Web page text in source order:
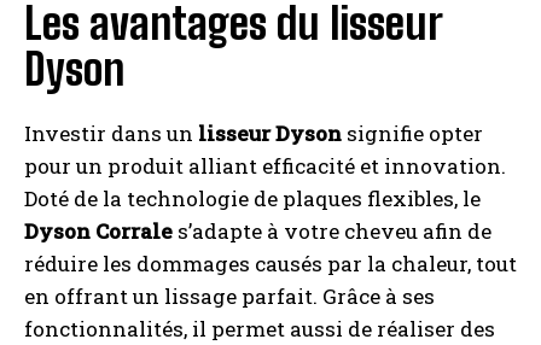
Les avantages du lisseur
Dyson
Investir dans un lisseur Dyson signifie opter
pour un produit alliant efficacité et innovation.
Doté de la technologie de plaques flexibles, le
Dyson Corrale s’adapte à votre cheveu afin de
réduire les dommages causés par la chaleur, tout
en offrant un lissage parfait. Grâce à ses
fonctionnalités, il permet aussi de réaliser des